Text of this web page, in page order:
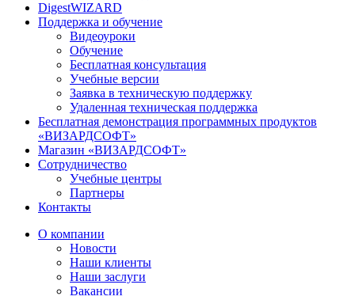
DigestWIZARD
Поддержка и обучение
Видеоуроки
Обучение
Бесплатная консультация
Учебные версии
Заявка в техническую поддержку
Удаленная техническая поддержка
Бесплатная демонстрация программных продуктов
«ВИЗАРДСОФТ»
Магазин «ВИЗАРДСОФТ»
Сотрудничество
Учебные центры
Партнеры
Контакты
О компании
Новости
Наши клиенты
Наши заслуги
Вакансии